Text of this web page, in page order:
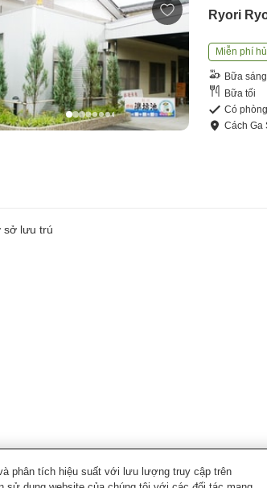
Ryori
Miễn phí
Bữa sáng
Bữa tối
Có
CáchGa
sở lưu trú
phân tích hiệu suất với lưu lượng truy cập trên